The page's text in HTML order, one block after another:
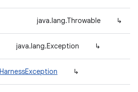
↳
java.lang.Throwable
↳
java.lang.Exception
↳